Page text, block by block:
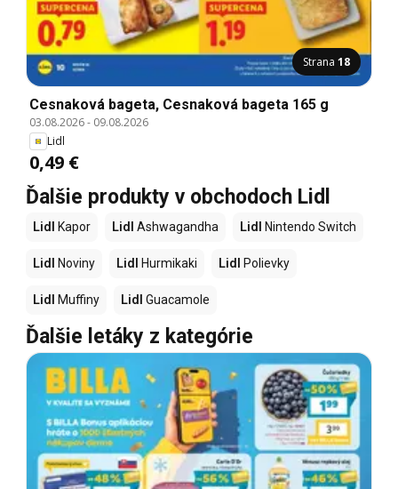
Strana 18
Cesnaková bageta, Cesnaková bageta 165 g
03.08.2026- 09.08.2026
Lidl
0,49 €
Ďalšie produkty v obchodoch Lidl
Lidl Kapor Lidl Ashwagandha Lidl Nintendo Switch
Lidl Noviny Lidl Hurmikaki Lidl Polievky
Lidl Muffiny Lidl Guacamole
Ďalšie letáky z kategórie